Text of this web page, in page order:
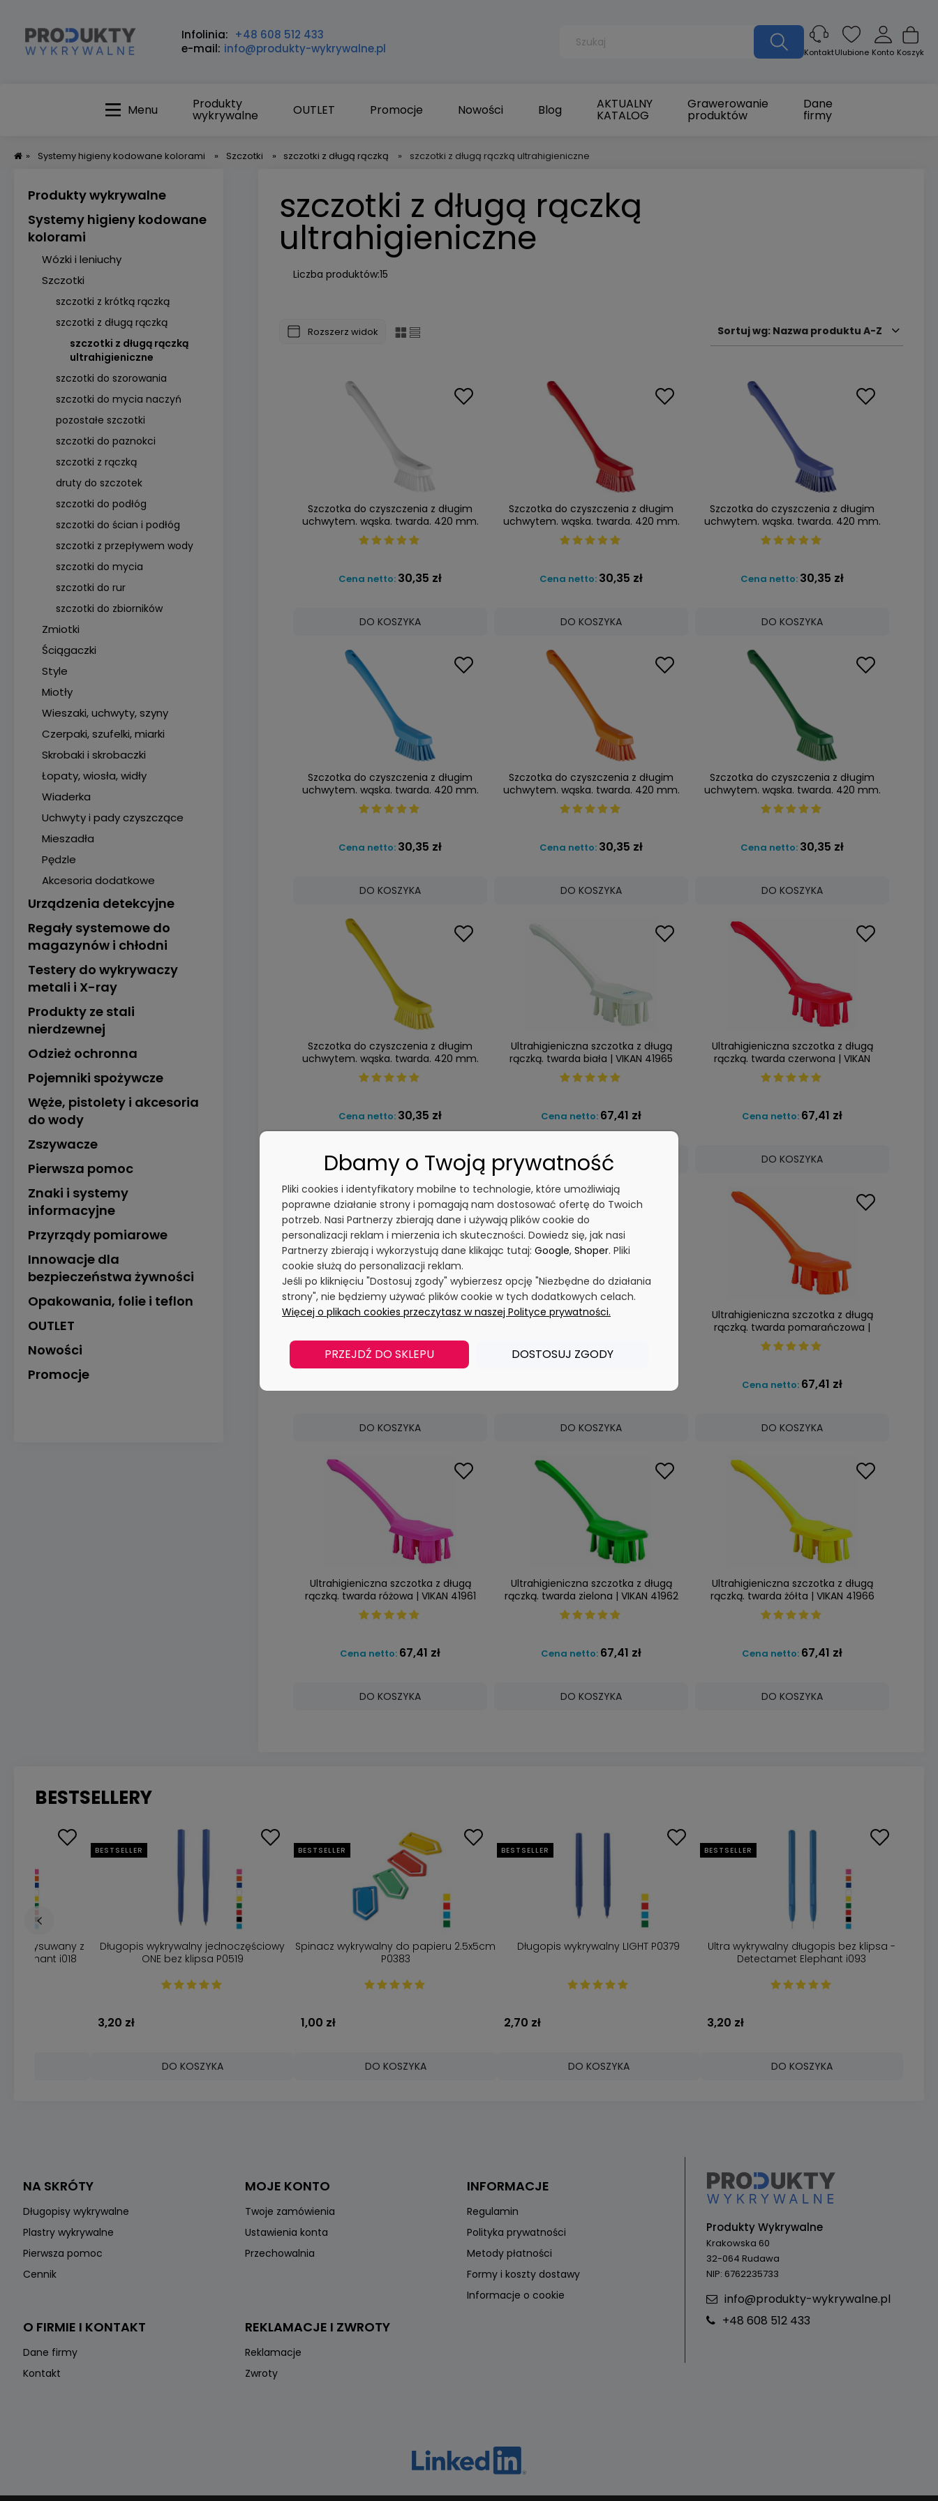
Infolinia: +48 608 512 433
e-mail: info@produkty-wykrywalne.pl Koszyk
Konto
Ulubione
Kontakt
Menu Produkty
wykrywalne OUTLET Promocje Nowości Blog AKTUALNY
KATALOG
Grawerowanie
produktów
Dane
firmy
» Systemy higieny kodowane kolorami » Szczotki » szczotki z długą rączką » szczotki z długą rączką ultrahigieniczne
Produkty wykrywalne
Systemy higieny kodowane
kolorami
Wózki i leniuchy
Szczotki
szczotki z krótką rączką
szczotki z długą rączką
szczotki z długą rączką
ultrahigieniczne
szczotki do szorowania
szczotki do mycia naczyń
pozostałe szczotki
szczotki do paznokci
szczotki z rączką
druty do szczotek
szczotki do podłóg
szczotki do ścian i podłóg
szczotki z przepływem wody
szczotki do mycia
szczotki do rur
szczotki do zbiorników
Zmiotki
Ściągaczki
Style
Miotły
Wieszaki, uchwyty, szyny
Czerpaki, szufelki, miarki
Skrobaki i skrobaczki
Łopaty, wiosła, widły
Wiaderka
Uchwyty i pady czyszczące
Mieszadła
Pędzle
Akcesoria dodatkowe
Urządzenia detekcyjne
Regały systemowe do
magazynów i chłodni
Testery do wykrywaczy
metali i X-ray
Produkty ze stali
nierdzewnej
Odzież ochronna
Pojemniki spożywcze
Węże, pistolety i akcesoria
do wody
Zszywacze
Pierwsza pomoc
Znaki i systemy
informacyjne
Przyrządy pomiarowe
Innowacje dla
bezpieczeństwa żywności
Opakowania, folie i teflon
OUTLET
Nowości
Promocje
szczotki z długą rączką
ultrahigieniczne
Liczba produktów:15
Rozszerz widok Sortuj wg: Nazwa produktu A-Z
Szczotka do czyszczenia z długim
uchwytem. wąska. twarda. 420 mm.
biała. VIKAN 41855
Cena netto: 30,35 zł
DO KOSZYKA
Szczotka do czyszczenia z długim
uchwytem. wąska. twarda. 420 mm.
czerwona. VIKAN 41854
Cena netto: 30,35 zł
DO KOSZYKA
Szczotka do czyszczenia z długim
uchwytem. wąska. twarda. 420 mm.
fioletowa. VIKAN 41858
Cena netto: 30,35 zł
DO KOSZYKA
Szczotka do czyszczenia z długim
uchwytem. wąska. twarda. 420 mm.
niebieska. VIKAN 41853
Cena netto: 30,35 zł
DO KOSZYKA
Szczotka do czyszczenia z długim
uchwytem. wąska. twarda. 420 mm.
pomarańczowa. VIKAN 41857
Cena netto: 30,35 zł
DO KOSZYKA
Szczotka do czyszczenia z długim
uchwytem. wąska. twarda. 420 mm.
zielona. VIKAN 41852
Cena netto: 30,35 zł
DO KOSZYKA
Szczotka do czyszczenia z długim
uchwytem. wąska. twarda. 420 mm.
żółta. VIKAN 41856
Cena netto: 30,35 zł
DO KOSZYKA
Ultrahigieniczna szczotka z długą
rączką. twarda biała | VIKAN 41965
Cena netto: 67,41 zł
DO KOSZYKA
Ultrahigieniczna szczotka z długą
rączką. twarda czerwona | VIKAN
41964
Cena netto: 67,41 zł
DO KOSZYKA
Ultrahigieniczna szczotka z długą
41968
DO KOSZYKA
Ultrahigieniczna szczotka z długą
DO KOSZYKA
Ultrahigieniczna szczotka z długą
rączką. twarda pomarańczowa |
VIKAN 41967
Cena netto: 67,41 zł
DO KOSZYKA
Ultrahigieniczna szczotka z długą
rączką. twarda różowa | VIKAN 41961
Cena netto: 67,41 zł
DO KOSZYKA
Ultrahigieniczna szczotka z długą
rączką. twarda zielona | VIKAN 41962
Cena netto: 67,41 zł
DO KOSZYKA
Ultrahigieniczna szczotka z długą
rączką. twarda żółta | VIKAN 41966
Cena netto: 67,41 zł
DO KOSZYKA
BESTSELLERY
wysuwany z
Elephant i018
Długopis wykrywalny jednoczęściowy
ONE bez klipsa P0519
3,20 zł
DO KOSZYKA
BESTSELLER
Spinacz wykrywalny do papieru 2.5x5cm
P0383
1,00 zł
DO KOSZYKA
BESTSELLER
Długopis wykrywalny LIGHT P0379
2,70 zł
DO KOSZYKA
BESTSELLER
Ultra wykrywalny długopis bez klipsa -
Detectamet Elephant i093
3,20 zł
DO KOSZYKA
BESTSELLER
NA SKRÓTY
Długopisy wykrywalne
Plastry wykrywalne
Pierwsza pomoc
Cennik
MOJE KONTO
Twoje zamówienia
Ustawienia konta
Przechowalnia
INFORMACJE
Regulamin
Polityka prywatności
Metody płatności
Formy i koszty dostawy
Informacje o cookie
O FIRMIE I KONTAKT
Dane firmy
Kontakt
REKLAMACJE I ZWROTY
Reklamacje
Zwroty
Produkty Wykrywalne
Krakowska 60
32-064 Rudawa
NIP: 6762235733
info@produkty-wykrywalne.pl
+48 608 512 433
Dbamy o Twoją prywatność
Pliki cookies i identyfikatory mobilne to technologie, które umożliwiają
poprawne działanie strony i pomagają nam dostosować ofertę do Twoich
potrzeb. Nasi Partnerzy zbierają dane i używają plików cookie do
personalizacji reklam i mierzenia ich skuteczności. Dowiedz się, jak nasi
Partnerzy zbierają i wykorzystują dane klikając tutaj: Google, Shoper. Pliki
cookie służą do personalizacji reklam.
Jeśli po kliknięciu "Dostosuj zgody" wybierzesz opcję "Niezbędne do działania
strony", nie będziemy używać plików cookie w tych dodatkowych celach.
Więcej o plikach cookies przeczytasz w naszej Polityce prywatności.
PRZEJDŹ DO SKLEPU DOSTOSUJ ZGODY